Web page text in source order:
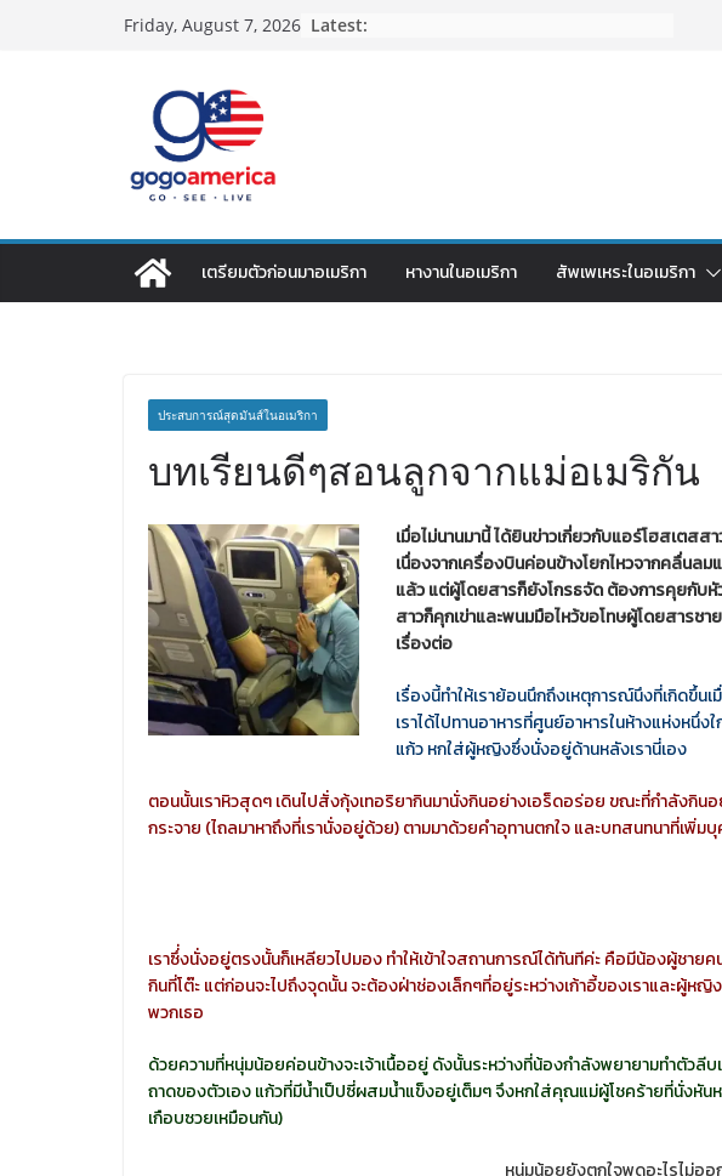
Friday, August 7, 2026 Latest:
เตรียมตัวก่อนมาอเมริกา หางานในอเมริกา สัพเพเหระในอเมริกา
ประสบการณ์สุดมันส์ในอเมริกา
บทเรียนดีๆสอนลูกจากแม่อเมริกัน
เมื่อไม่นานมานี้ ได้ยินข่าวเกี่ยวกับแอร์โฮสเตสส
เนื่องจากเครื่องบินค่อนข้างโยกไหวจากคลื่นลม
แล้ว แต่ผู้โดยสารก็ยังโกรธจัด ต้องการคุยกับ
สาวก็คุกเข่าและพนมมือไหว้ขอโทษผู้โดยสารชา
เรื่องต่อ
เรื่องนี้ทำให้เราย้อนนึกถึงเหตุการณ์นึงที่เกิดขึ้
เราได้ไปทานอาหารที่ศูนย์อาหารในห้างแห่งหนึ่
แก้ว หกใส่ผู้หญิงซึ่งนั่งอยู่ด้านหลังเรานี่เอง
ตอนนั้นเราหิวสุดๆ เดินไปสั่งกุ้งเทอริยากินมานั่งกินอย่างเอร็ดอร่อย ขณะที่กำลังกิน
กระจาย (ไถลมาหาถึงที่เรานั่งอยู่ด้วย) ตามมาด้วยคำอุทานตกใจ และบทสนทนาที่เพิ่ม
เราซึ่่งนั่งอยู่ตรงนั้นก็เหลียวไปมอง ทำให้เข้าใจสถานการณ์ได้ทันทีค่ะ คือมีน้องผู้ชาย
กินที่โต๊ะ แต่ก่อนจะไปถึงจุดนั้น จะต้องฝ่าช่องเล็กๆที่อยู่ระหว่างเก้าอี้ของเราและผู้ห
พวกเธอ
ด้วยความที่หนุ่มน้อยค่อนข้างจะเจ้าเนื้ออยู่ ดังนั้นระหว่างที่น้องกำลังพยายามทำตัวลี
ถาดของตัวเอง แก้วที่มีน้ำเป็ปซี่ผสมน้ำแข็งอยู่เต็มๆ จึงหกใส่คุณแม่ผู้โชคร้ายที่นั่งหัน
เกือบซวยเหมือนกัน)
หนุ่มน้อยยังตกใจพูดอะไรไม่อ